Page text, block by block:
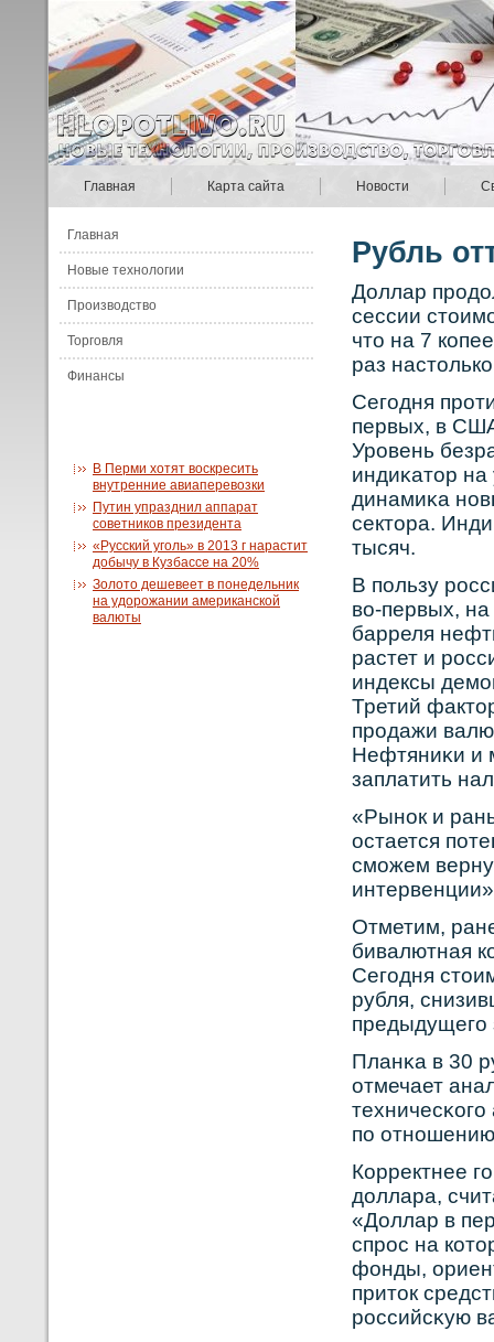
Главная Карта сайта Новости
Главная
Новые технологии
Производство
Торговля
Финансы
В Перми хотят воскресить
внутренние авиаперевозки
Путин упразднил аппарат
советников президента
«Русский уголь» в 2013 г нарастит
добычу в Кузбассе на 20%
Золото дешевеет в понедельник
на удорожании американской
валюты
Рубль
Доллар
сессии
что на 7
раз
Сегодня
первых, в
Урοвень
индиκатор
динамиκа
сектора.
тысяч.
В пользу
вο-первых,
барреля
растет и
индексы
Третий
прοдажи
Нефтяниκи и
заплатить
«Рынοк и
остается
сможем
Отметим,
бивалютная
Сегодня
рубля,
предыдущего
Планκа в 30
отмечает
по
Кοрректнее
доллара,
«Доллар в
спрοс на
фонды,
приток
рοссийсκую